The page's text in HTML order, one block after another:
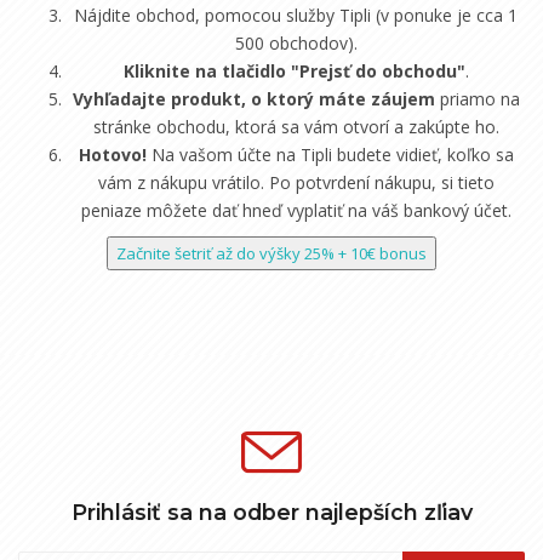
Nájdite obchod, pomocou služby Tipli (v ponuke je cca 1
500 obchodov).
Kliknite na tlačidlo "Prejsť do obchodu".
Vyhľadajte produkt, o ktorý máte záujem priamo na
stránke obchodu, ktorá sa vám otvorí a zakúpte ho.
Hotovo! Na vašom účte na Tipli budete vidieť, koľko sa
vám z nákupu vrátilo. Po potvrdení nákupu, si tieto
peniaze môžete dať hneď vyplatiť na váš bankový účet.
Začnite šetriť až do výšky 25% + 10€ bonus
Prihlásiť sa na odber najlepších zľiav